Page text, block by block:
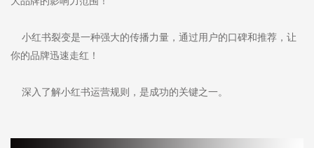
小红书裂变是一种强大的传播力量，通过用户的口碑和推荐，让
你的品牌迅速走红！
深入了解小红书运营规则，是成功的关键之一。